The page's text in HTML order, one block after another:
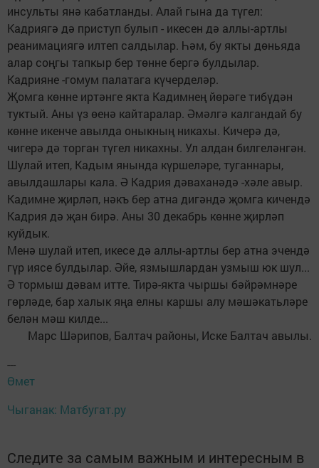
инсульты янә кабатланды. Алай гына да түгел:
Кадриягә дә приступ булып - икесен дә аллы-артлы
реанимациягә илтеп салдылар. Һәм, бу якты дөньяда
алар соңгы тапкыр бер төнне бергә булдылар.
Кадрияне -гомум палатага күчерделәр.
Җомга көнне иртәнге якта Кадимнең йөрәге тибүдән
туктый. Аны үз өенә кайтаралар. Әмәлгә калгандай бу
көнне икенче авылда оныкның никахы. Кичерә дә,
чигерә дә торган түгел никахны. Ул алдан билгеләнгән.
Шулай итеп, Кадым янында күршеләре, туганнары,
авылдашлары кала. Ә Кадрия дәваханәдә -хәле авыр.
Кадимне җирләп, нәкъ бер атна дигәндә җомга кичендә
Кадрия дә җан бирә. Аны 30 декабрь көнне җирләп
куйдык.
Менә шулай итеп, икесе дә аллы-артлы бер атна эчендә
гүр иясе булдылар. Әйе, язмышлардан узмыш юк шул...
Ә тормыш дәвам итте. Тирә-якта чыршы бәйрәмнәре
гөрләде, бар халык яңа елны каршы алу мәшәкатьләре
белән мәш килде...
Марс Шәрипов, Балтач районы, Иске Балтач авылы.
---
Өмет
Чыганак: Матбугат.ру
Следите за самым важным и интересным в